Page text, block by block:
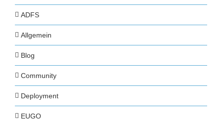
ADFS
Allgemein
Blog
Community
Deployment
EUGO